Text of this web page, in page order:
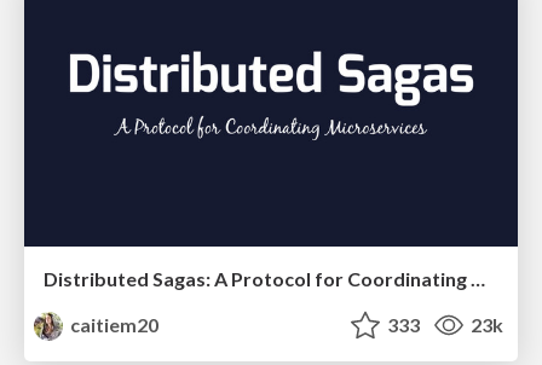
caitiem20
333 23k